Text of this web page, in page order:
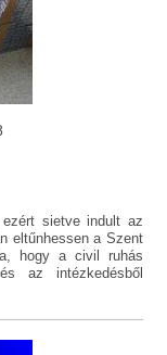
sietve indult az
eltűnhessen a Szent
hogy a civil ruhás
az intézkedésből